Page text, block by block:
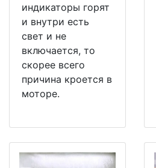
индикаторы горят
и внутри есть
свет и не
включается, то
скорее всего
причина кроется в
моторе.